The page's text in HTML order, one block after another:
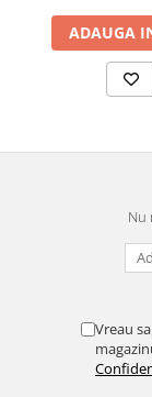
Garanție
Perioadă de
ADAUGA
Nu
Vreau